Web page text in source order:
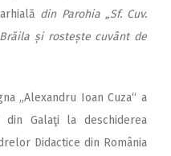
din Parohia „Sf. Cuv.
și rostește cuvânt de
„Alexandru Ioan Cuza“ a
din Galaţi la deschiderea
Didactice din România